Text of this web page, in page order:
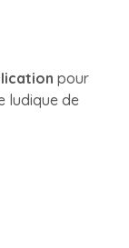
pour
ludique de